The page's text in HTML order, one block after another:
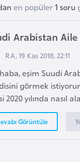
en popüler1 soru
Arabistan
R.A, 19 Kas 2018, 22:11
eşim Suudi
görmek
2020 yılında
Görüntüle